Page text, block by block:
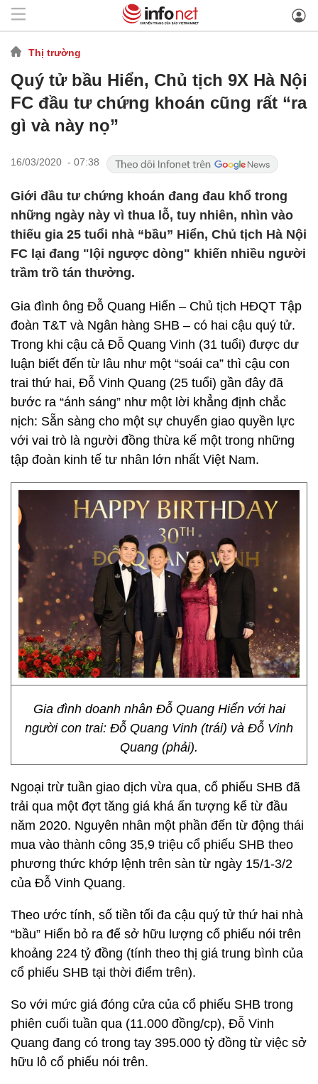
Thị trường
Quý tử bầu Hiển, Chủ tịch 9X Hà Nội
FC đầu tư chứng khoán cũng rất “ra
gì và này nọ”
16/03/2020 - 07:38
Giới đầu tư chứng khoán đang đau khổ trong
những ngày này vì thua lỗ, tuy nhiên, nhìn vào
thiếu gia 25 tuổi nhà “bầu” Hiển, Chủ tịch Hà Nội
FC lại đang "lội ngược dòng" khiến nhiều người
trầm trồ tán thưởng.
Gia đình ông Đỗ Quang Hiển – Chủ tịch HĐQT Tập
đoàn T&T và Ngân hàng SHB – có hai cậu quý tử.
Trong khi cậu cả Đỗ Quang Vinh (31 tuổi) được dư
luận biết đến từ lâu như một “soái ca” thì cậu con
trai thứ hai, Đỗ Vinh Quang (25 tuổi) gần đây đã
bước ra “ánh sáng” như một lời khẳng định chắc
nịch: Sẵn sàng cho một sự chuyển giao quyền lực
với vai trò là người đồng thừa kế một trong những
tập đoàn kinh tế tư nhân lớn nhất Việt Nam.
Gia đình doanh nhân Đỗ Quang Hiển với hai
người con trai: Đỗ Quang Vinh (trái) và Đỗ Vinh
Quang (phải).
Ngoại trừ tuần giao dịch vừa qua, cổ phiếu SHB đã
trải qua một đợt tăng giá khá ấn tượng kể từ đầu
năm 2020. Nguyên nhân một phần đến từ động thái
mua vào thành công 35,9 triệu cổ phiếu SHB theo
phương thức khớp lệnh trên sàn từ ngày 15/1-3/2
của Đỗ Vinh Quang.
Theo ước tính, số tiền tối đa cậu quý tử thứ hai nhà
“bầu” Hiển bỏ ra để sở hữu lượng cổ phiếu nói trên
khoảng 224 tỷ đồng (tính theo thị giá trung bình của
cổ phiếu SHB tại thời điểm trên).
So với mức giá đóng cửa của cổ phiếu SHB trong
phiên cuối tuần qua (11.000 đồng/cp), Đỗ Vinh
Quang đang có trong tay 395.000 tỷ đồng từ việc sở
hữu lô cổ phiếu nói trên.